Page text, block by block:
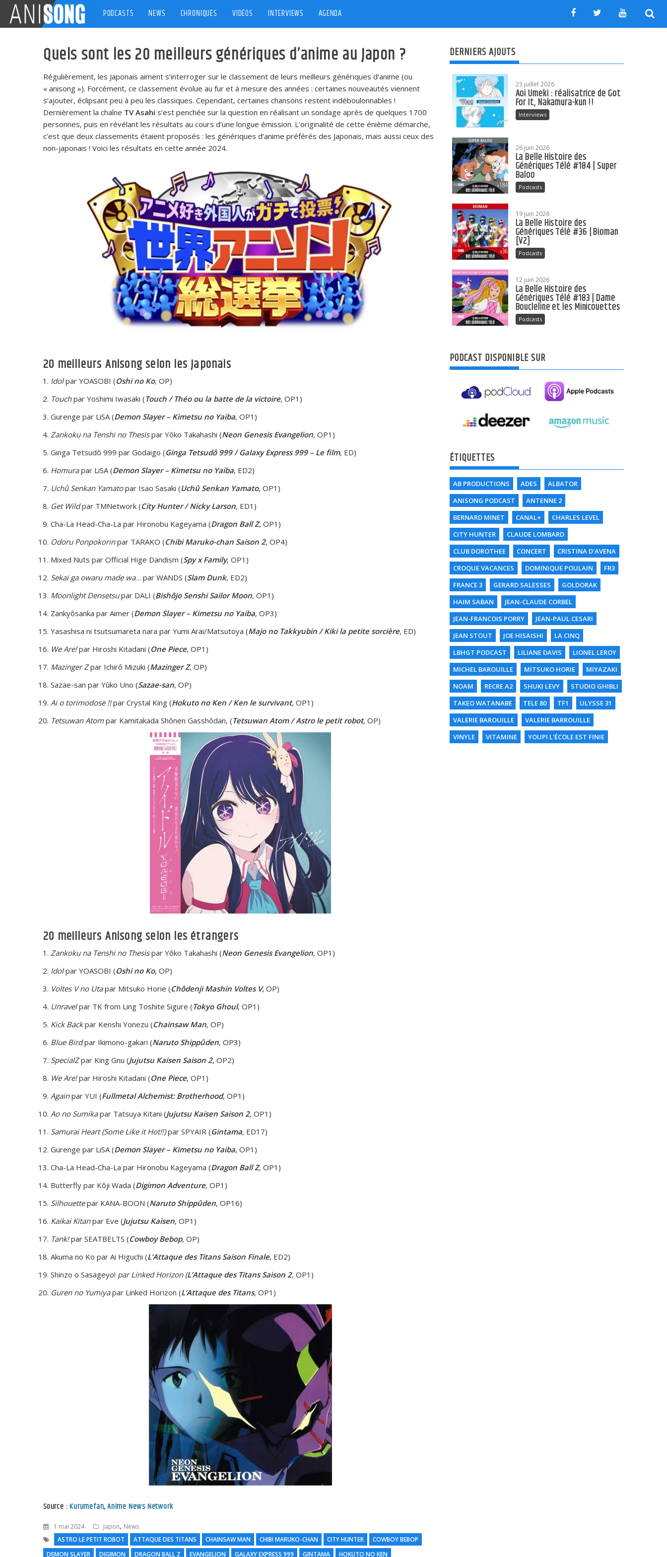
content
PODCASTS NEWS CHRONIQUES VIDÉOS INTERVIEWS AGENDA
Quels sont les 20 meilleurs génériques d’anime au Japon ?
Régulièrement, les Japonais aiment s’interroger sur le classement de leurs meilleurs génériques d’anime (ou
« anisong »). Forcément, ce classement évolue au fur et à mesure des années : certaines nouveautés viennent
s’ajouter, éclipsant peu à peu les classiques. Cependant, certaines chansons restent indéboulonnables !
Dernièrement la chaîne TV Asahi s’est penchée sur la question en réalisant un sondage après de quelques 1700
personnes, puis en révélant les résultats au cours d’une longue émission. L’originalité de cette énième démarche,
c’est que deux classements étaient proposés : les génériques d’anime préférés des Japonais, mais aussi ceux des
non-japonais ! Voici les résultats en cette année 2024.
20 meilleurs Anisong selon les Japonais
Idolpar YOASOBI (Oshi no Ko, OP)
Touchpar Yoshimi Iwasaki (Touch / Théo ou la batte de la victoire, OP1)
Gurenge par LiSA (Demon Slayer – Kimetsu no Yaiba, OP1)
Zankoku na Tenshi no Thesispar Yôko Takahashi (Neon Genesis Evangelion, OP1)
Ginga Tetsudô 999 par Godaigo (Ginga Tetsudô 999 / Galaxy Express 999 – Le film, ED)
Homurapar LiSA (Demon Slayer – Kimetsu no Yaiba, ED2)
Uchû Senkan Yamatopar Isao Sasaki (Uchû Senkan Yamato, OP1)
Get Wildpar TMNetwork (City Hunter / Nicky Larson, ED1)
Cha-La Head-Cha-La par Hironobu Kageyama (Dragon Ball Z, OP1)
Odoru Ponpokorinpar TARAKO (Chibi Maruko-chan Saison 2, OP4)
Mixed Nuts par Official Hige Dandism (Spy x Family, OP1)
Sekai ga owaru made wa… par WANDS (Slam Dunk, ED2)
Moonlight Densetsupar DALI (Bishôjo Senshi Sailor Moon, OP1)
Zankyôsanka par Aimer (Demon Slayer – Kimetsu no Yaiba, OP3)
Yasashisa ni tsutsumareta nara par Yumi Arai/Matsutoya (Majo no Takkyubin / Kiki la petite sorcière, ED)
We Are!par Hiroshi Kitadani (One Piece, OP1)
Mazinger Zpar Ichirô Mizuki (Mazinger Z, OP)
Sazae-san par Yûko Uno (Sazae-san, OP)
Ai o torimodose !!par Crystal King (Hokuto no Ken / Ken le survivant, OP1)
Tetsuwan Atom par Kamitakada Shônen Gasshôdan, (Tetsuwan Atom / Astro le petit robot, OP)
20 meilleurs Anisong selon les étrangers
Zankoku na Tenshi no Thesispar Yôko Takahashi (Neon Genesis Evangelion, OP1)
Idolpar YOASOBI (Oshi no Ko, OP)
Voltes V no Utapar Mitsuko Horie (Chôdenji Mashin Voltes V, OP)
Unravelpar TK from Ling Toshite Sigure (Tokyo Ghoul, OP1)
Kick Backpar Kenshi Yonezu (Chainsaw Man, OP)
Blue Birdpar Ikimono-gakari (Naruto Shippûden, OP3)
SpecialZpar King Gnu (Jujutsu Kaisen Saison 2, OP2)
We Are!par Hiroshi Kitadani (One Piece, OP1)
Againpar YUI (Fullmetal Alchemist: Brotherhood, OP1)
Ao no Sumikapar Tatsuya Kitani (Jujutsu Kaisen Saison 2, OP1)
Samurai Heart (Some Like it Hot!!)par SPYAIR (Gintama, ED17)
Gurenge par LiSA (Demon Slayer – Kimetsu no Yaiba, OP1)
Cha-La Head-Cha-La par Hironobu Kageyama (Dragon Ball Z, OP1)
Butterfly par Kôji Wada (Digimon Adventure, OP1)
Silhouettepar KANA-BOON (Naruto Shippûden, OP16)
Kaikai Kitanpar Eve (Jujutsu Kaisen, OP1)
Tank!par SEATBELTS (Cowboy Bebop, OP)
Akuma no Ko par Ai Higuchi (L’Attaque des Titans Saison Finale, ED2)
Shinzo o Sasageyo! par Linked Horizon (L’Attaque des Titans Saison 2, OP1)
Guren no Yumiyapar Linked Horizon (L’Attaque des Titans, OP1)
Source :Kurumefan,Anime News Network
1 mai 2024 Japon, News
ASTRO LE PETIT ROBOT
ATTAQUE DES TITANS CHAINSAW MAN CHIBI MARUKO-CHAN CITY HUNTER
COWBOY BEBOP
DEMON SLAYER
DIGIMON DRAGON BALL Z EVANGELION GALAXY EXPRESS 999 GINTAMA
HOKUTO NO KEN
DERNIERS AJOUTS
23 juillet 2026
Aoi Umeki : réalisatrice de Got
For It, Nakamura-kun !!
Interviews
26 juin 2026
La Belle Histoire des
Génériques Télé #184 | Super
Baloo
Podcasts
19 juin 2026
La Belle Histoire des
Génériques Télé #36 | Bioman
[V2]
Podcasts
12 juin 2026
La Belle Histoire des
Génériques Télé #183 | Dame
Boucleline et les Minicouettes
Podcasts
PODCAST DISPONIBLE SUR
ÉTIQUETTES
AB PRODUCTIONS ADES
ALBATOR
ANISONG PODCAST
ANTENNE 2
BERNARD MINET
CANAL+
CHARLES LEVEL
CITY HUNTER
CLAUDE LOMBARD
CLUB DOROTHEE
CONCERT
CRISTINA D'AVENA
CROQUE VACANCES
DOMINIQUE POULAIN
FR3
FRANCE 3
GERARD SALESSES
GOLDORAK
HAIM SABAN
JEAN-CLAUDE CORBEL
JEAN-FRANCOIS PORRY
JEAN-PAUL CESARI
JEAN STOUT
JOE HISAISHI
LA CINQ
LBHGT PODCAST
LILIANE DAVIS
LIONEL LEROY
MICHEL BAROUILLE
MITSUKO HORIE
MIYAZAKI
NOAM
RECRE A2 SHUKI LEVY
STUDIO GHIBLI
TAKEO WATANABE
TELE 80 TF1
ULYSSE 31
VALERIE BAROUILLE
VALERIE BARROUILLE
VINYLE
VITAMINE YOUPI L'ÉCOLE EST FINIE